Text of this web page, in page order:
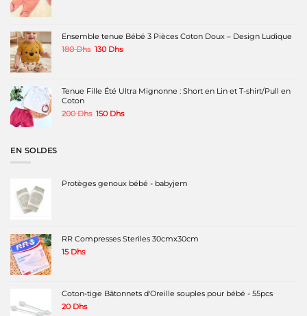
140 Dhs.
Ensemble tenue Bébé 3 Pièces Coton Doux – Design Ludique
180Dhs Le
180 Dhs.
130 DhsLe
130 Dhs.
Tenue Fille Été Ultra Mignonne : Short en Lin et T-shirt/Pull en
Coton
200Dhs Le
150 DhsLe
EN SOLDES
Protèges genoux bébé - babyjem
RR Compresses Steriles 30cmx30cm
15 Dhs
Coton-tige Bâtonnets d'Oreille souples pour bébé - 55pcs
20 Dhs